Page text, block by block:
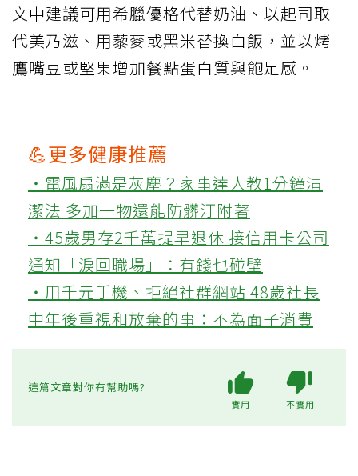
文中建議可用希臘優格代替奶油、以起司取
代美乃滋、用藜麥或黑米替換白飯，並以烤
鷹嘴豆或堅果增加餐點蛋白質與飽足感。
💪更多健康推薦
‧電風扇滿是灰塵？家事達人教1分鐘清
潔法 多加一物還能防髒汙附著
‧45歲男存2千萬提早退休 接信用卡公司
通知「淚回職場」：有錢也碰壁
‧用千元手機、拒絕社群網站 48歲社長
中年後重視和放棄的事：不為面子消費
這篇文章對你有幫助嗎?
實用 不實用